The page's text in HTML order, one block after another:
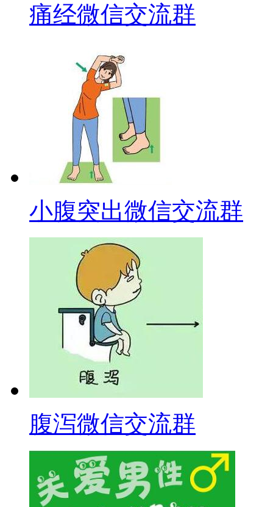
痛经微信交流群
小腹突出微信交流群
腹泻微信交流群